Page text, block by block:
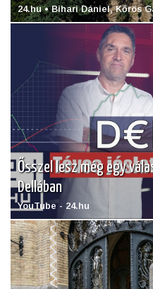
24.hu • Bihari Dániel, Kőrös
Ősszel lesz még egy
Dellában
YouTube - 24.hu